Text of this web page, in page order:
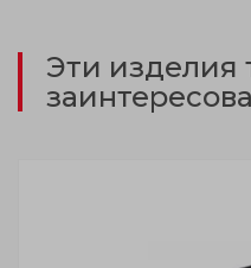
Эти изделия